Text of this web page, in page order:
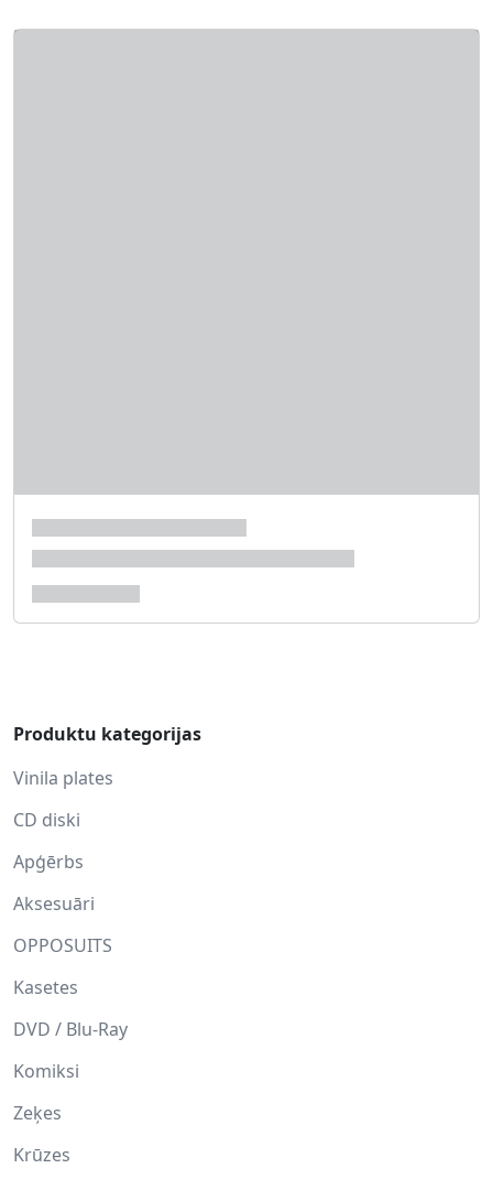
Produktu kategorijas
Vinila plates
CD diski
Apģērbs
Aksesuāri
OPPOSUITS
Kasetes
DVD / Blu-Ray
Komiksi
Zeķes
Krūzes